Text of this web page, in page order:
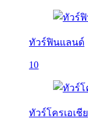
ทัวร์ฟินแลนด์
10
ทัวร์โครเอเชีย